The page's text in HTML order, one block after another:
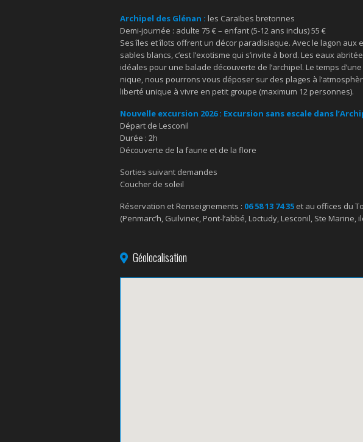
Archipel des Glénan : les Caraïbes bretonnes
Demi-journée : adulte 75 € – enfant (5-12 ans inclus) 55 €
Ses îles et îlots offrent un décor paradisiaque. Avec le lagon aux
sables blancs, c’est l’exotisme qui s’invite à bord. Les eaux
idéales pour une balade découverte de l’archipel. Le temps
nique, nous pourrons vous déposer sur des plages à
liberté unique à vivre en petit groupe (maximum 12 personnes).
Nouvelle excursion 2026 : Excursion sans escale dans
Départ de Lesconil
Durée : 2h
Découverte de la faune et de la flore
Sorties suivant demandes
Coucher de soleil
Réservation et Renseignements : 06 58 13 74 35et au offices du
(Penmarc’h, Guilvinec, Pont-l’abbé, Loctudy, Lesconil, Ste Marine,
Géolocalisation